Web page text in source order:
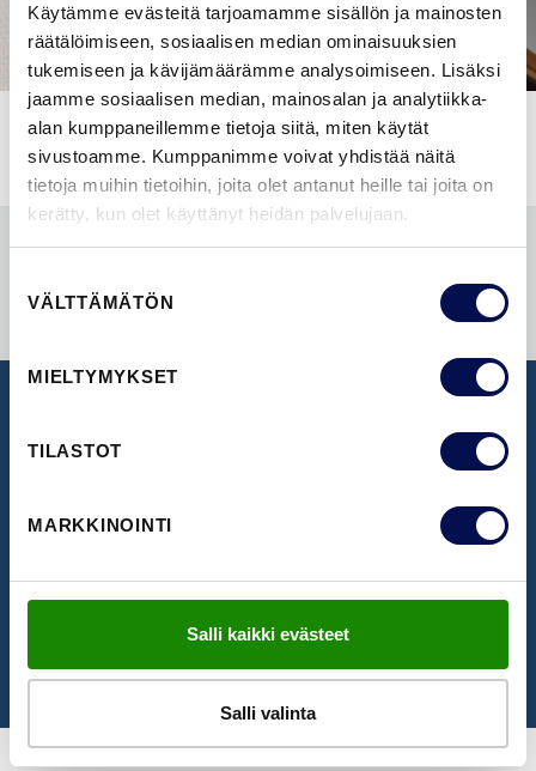
Käytämme evästeitä tarjoamamme sisällön ja mainosten
räätälöimiseen, sosiaalisen median ominaisuuksien
tukemiseen ja kävijämäärämme analysoimiseen. Lisäksi
jaamme sosiaalisen median, mainosalan ja analytiikka-
alan kumppaneillemme tietoja siitä, miten käytät
sivustoamme. Kumppanimme voivat yhdistää näitä
tietoja muihin tietoihin, joita olet antanut heille tai joita on
kerätty, kun olet käyttänyt heidän palvelujaan.
valinta
VÄLTTÄMÄTÖN
MIELTYMYKSET
TILASTOT
MARKKINOINTI
Salli kaikki evästeet
Salli valinta
UUTISKIRJE
Ota vastaan uusimmat uutiset ja ovi-ideat
TILAA UUTISKIRJE